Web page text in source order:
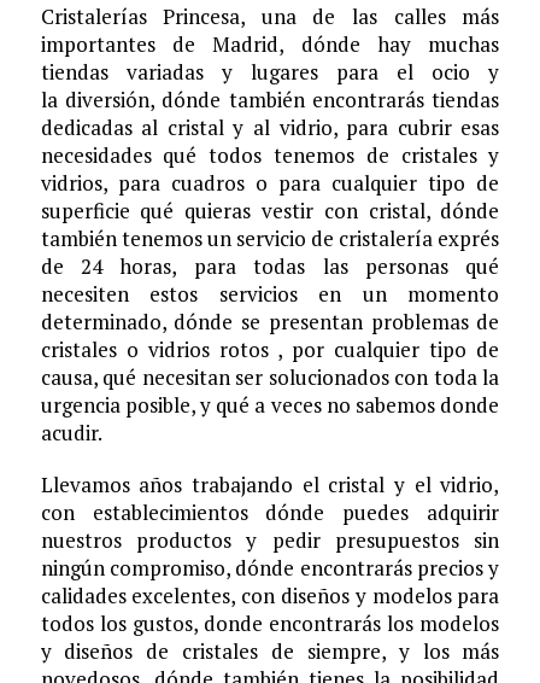
Cristalerías Princesa, una de las calles más
importantes de Madrid, dónde hay muchas
tiendas variadas y lugares para el ocio y
la diversión, dónde también encontrarás tiendas
dedicadas al cristal y al vidrio, para cubrir esas
necesidades qué todos tenemos de cristales y
vidrios, para cuadros o para cualquier tipo de
superficie qué quieras vestir con cristal, dónde
también tenemos un servicio de cristalería exprés
de 24 horas, para todas las personas qué
necesiten estos servicios en un momento
determinado, dónde se presentan problemas de
cristales o vidrios rotos , por cualquier tipo de
causa, qué necesitan ser solucionados con toda la
urgencia posible, y qué a veces no sabemos donde
acudir.
Llevamos años trabajando el cristal y el vidrio,
con establecimientos dónde puedes adquirir
nuestros productos y pedir presupuestos sin
ningún compromiso, dónde encontrarás precios y
calidades excelentes, con diseños y modelos para
todos los gustos, donde encontrarás los modelos
y diseños de cristales de siempre, y los más